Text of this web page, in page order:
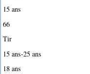
15 ans
66
Tir
15 ans-25 ans
18 ans